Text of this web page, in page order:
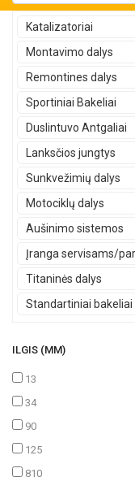
Katalizatoriai
Montavimo dalys
Remontines dalys
Sportiniai Bakeliai
Duslintuvo Antgaliai
Lanksčios jungtys
Sunkvežimių dalys
Motociklų dalys
Aušinimo sistemos
Įranga servisams/
Titaninės dalys
Standartiniai bakeliai
ILGIS (MM)
13
34
90
125
810